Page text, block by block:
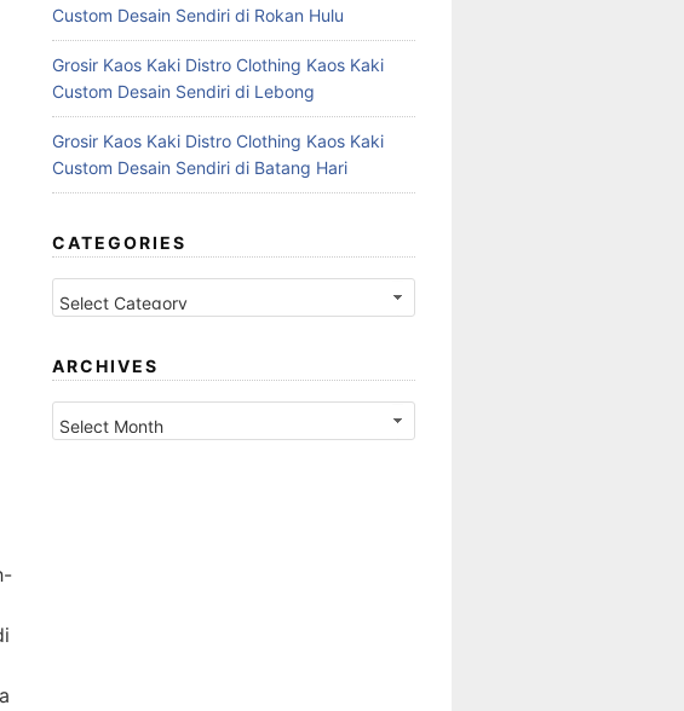
Custom Desain Sendiri di Rokan Hulu
Grosir Kaos Kaki Distro Clothing Kaos Kaki
Custom Desain Sendiri di Lebong
Grosir Kaos Kaki Distro Clothing Kaos Kaki
Custom Desain Sendiri di Batang Hari
CATEGORIES
Categories
ARCHIVES
Archives